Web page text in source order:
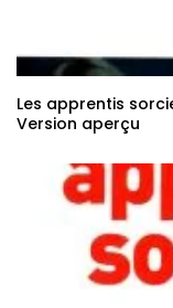
Les apprentis
Version aperçu